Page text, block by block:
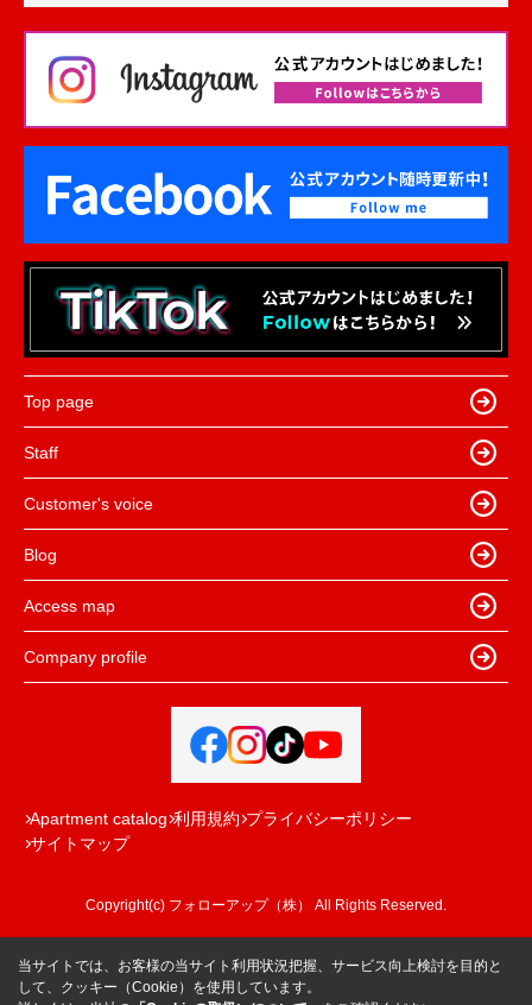
Top page
Staff
Customer's voice
Blog
Access map
Company profile
Apartment catalog 利用規約 プライバシーポリシー
サイトマップ
Copyright(c) フォローアップ（株） All Rights Reserved.
当サイトでは、お客様の当サイト利用状況把握、サービス向上検討を目的と
して、クッキー（Cookie）を使用しています。